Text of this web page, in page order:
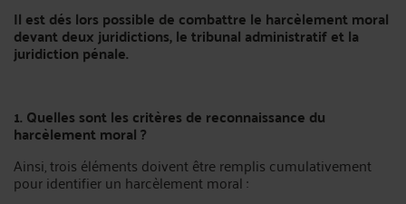
Il est dés lors possible de combattre le harcèlement moral
devant deux juridictions, le tribunal administratif et la
juridiction pénale.
1. Quelles sont les critères de reconnaissance du
harcèlement moral ?
Ainsi, trois éléments doivent être remplis cumulativement
pour identifier un harcèlement moral :